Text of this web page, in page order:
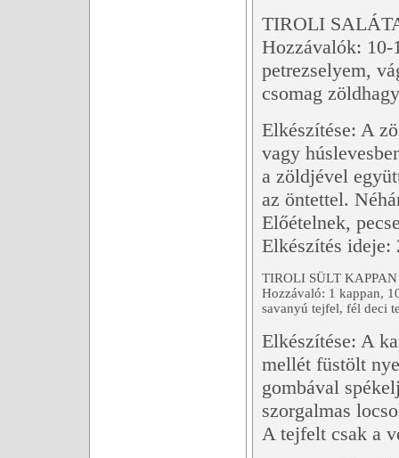
TIROLI
Hozzávalók: 10-
petrezselyem,
csomag
Elkészítése: A
vagy
a zöldjével
az öntettel.
Előételnek,
Elkészítés ideje:
TIROLI SÜLT KAPPAN
Hozzávaló: 1 kappan,
savanyú tejfel, fél deci
Elkészítése: A
mellét füstölt
gombával
szorgalmas
A tejfelt csak a